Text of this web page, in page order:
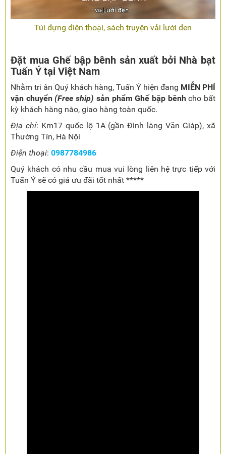
Túi đựng điện thoại, sách truyện vải lưới đen
Đặt mua Ghế bập bênh sản xuất bởi Nhà bạt
Tuấn Ý tại Việt Nam
Nhằm tri ân Quý khách hàng, Tuấn Ý hiện đang MIỄN PHÍ
vận chuyển(Free ship) sản phẩm Ghế bập bênhcho bất
kỳ khách hàng nào, giao hàng toàn quốc.
Địa chỉ: Km17 quốc lộ 1A (gần Đình làng Văn Giáp), xã
Thường Tín, Hà Nội
Điện thoại: 0987784986
Quý khách có nhu cầu mua vui lòng liên hệ trực tiếp với
Tuấn Ý sẽ có giá ưu đãi tốt nhất *****